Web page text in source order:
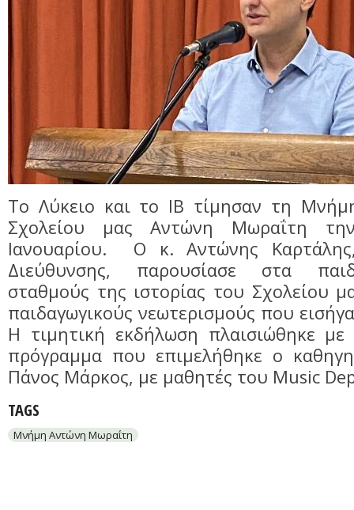
Tο Λύκειο και το ΙΒ τίμησαν τη
Σχολείου μας Αντώνη Μωραΐτη
Ιανουαρίου. Ο κ. Αντώνης
Διεύθυνσης, παρουσίασε στα
σταθμούς της ιστορίας του Σχολείου
παιδαγωγικούς νεωτερισμούς που
Η τιμητική εκδήλωση πλαισιώθηκε
πρόγραμμα που επιμελήθηκε ο
Πάνος Μάρκος, με μαθητές του Music
TAGS
Μνήμη Αντώνη Μωραΐτη